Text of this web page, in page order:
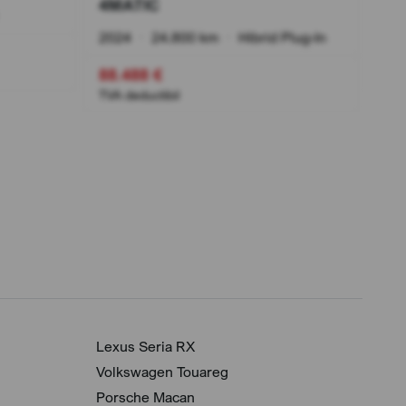
4MATIC
2024 24.800 km Hibrid Plug-In
88.488 €
TVA deductibil
Lexus Seria RX
Volkswagen Touareg
Porsche Macan